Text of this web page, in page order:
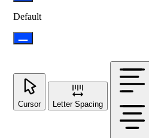
Default
Cursor Letter Spacing